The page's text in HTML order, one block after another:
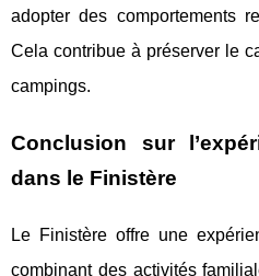
adopter des comportements
Cela contribue à préserver le
campings.
Conclusion sur
dans le Finistère
Le Finistère offre une
combinant des activités